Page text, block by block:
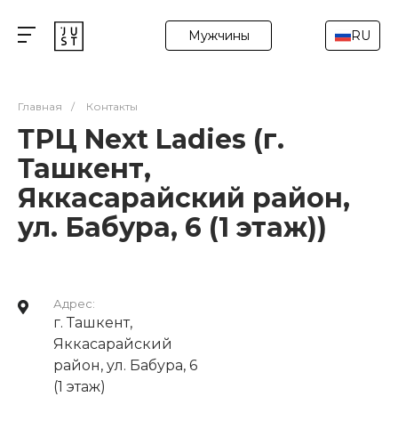
Мужчины RU
Главная / Контакты
ТРЦ Next Ladies (г.
Ташкент,
Яккасарайский район,
ул. Бабура, 6 (1 этаж))
Адрес:
г. Ташкент,
Яккасарайский
район, ул. Бабура, 6
(1 этаж)